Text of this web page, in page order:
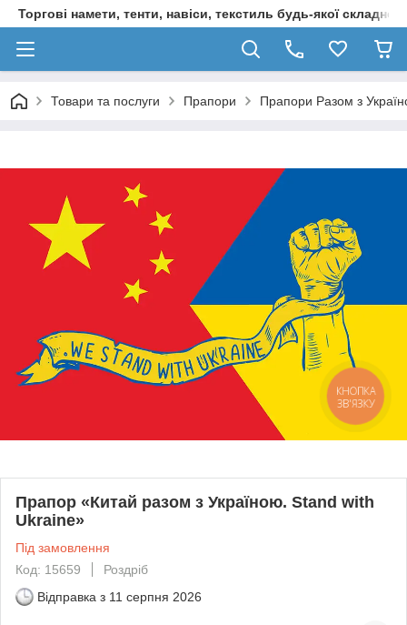
Торгові намети, тенти, навіси, текстиль будь-якої
Товари та послуги Прапори Прапори Разом з
Прапор «Китай разом з Україною. Stand with
Ukraine»
Під замовлення
Код: 15659
Роздріб
Відправка з 11 серпня 2026
КНОПКА
ЗВ'ЯЗКУ